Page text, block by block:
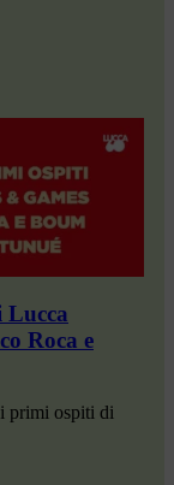
Roca e
primi ospiti di